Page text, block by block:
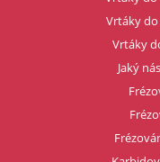
Vrtáky
Vrtáky
Jaký